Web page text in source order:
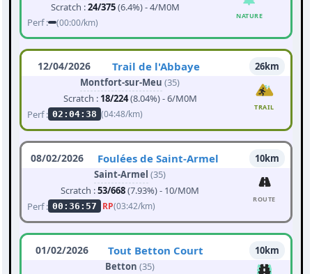
Scratch :24/375(6.4%) - 4/M0M
Perf :
(00:00/km)
NATURE
12/04/2026 Trail de l'Abbaye
26km
Montfort-sur-Meu (35)
Scratch : 18/224(8.04%) - 6/M0M
Perf : 02:04:38 (04:48/km)
TRAIL
08/02/2026 Foulées de Saint-Armel
10km
Saint-Armel (35)
Scratch :53/668(7.93%) - 10/M0M
Perf : 00:36:57 RP(03:42/km)
ROUTE
01/02/2026 Tout Betton Court
10km
Betton (35)